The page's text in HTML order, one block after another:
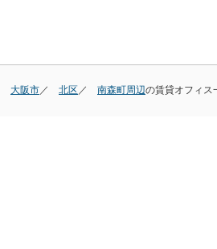
大阪市 北区 南森町周辺の賃貸オフィス